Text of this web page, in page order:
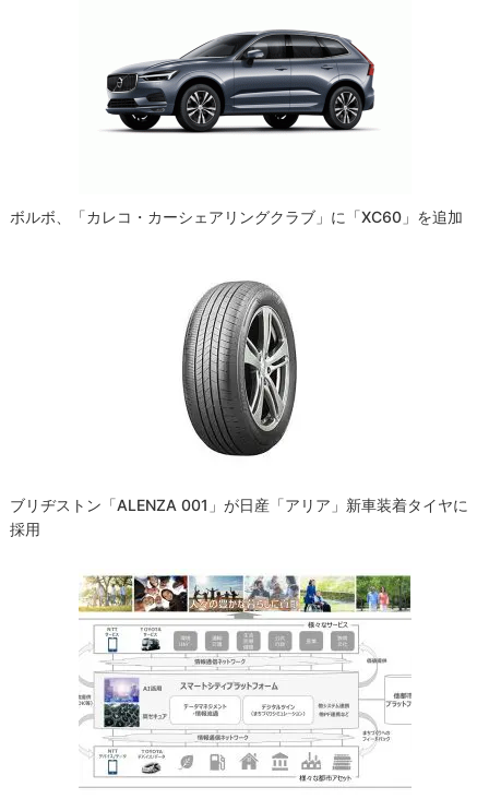
ボルボ、「カレコ・カーシェアリングクラブ」に「XC60」を追加
ブリヂストン「ALENZA 001」が日産「アリア」新車装着タイヤに
採用